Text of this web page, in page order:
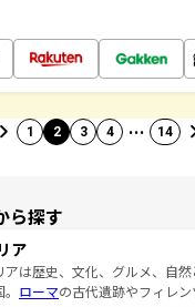
1 2 3 4 … 14
ら探す
ア
アは歴史、文化、グルメ、自
ローマの古代遺跡やフィレ